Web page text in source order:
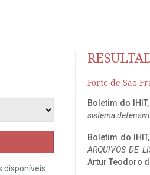
disponíveis
Forte de São
Boletim do
sistema
Boletim do
ARQUIVOS DE
Artur Teodoro